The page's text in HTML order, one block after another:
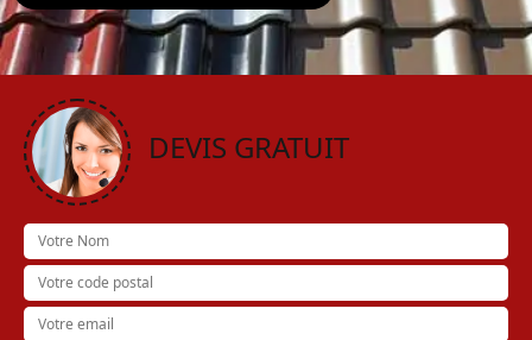
DEVIS GRATUIT